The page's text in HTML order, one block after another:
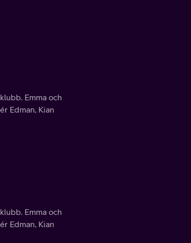
Emma och
Edman, Kian
Emma och
Edman, Kian